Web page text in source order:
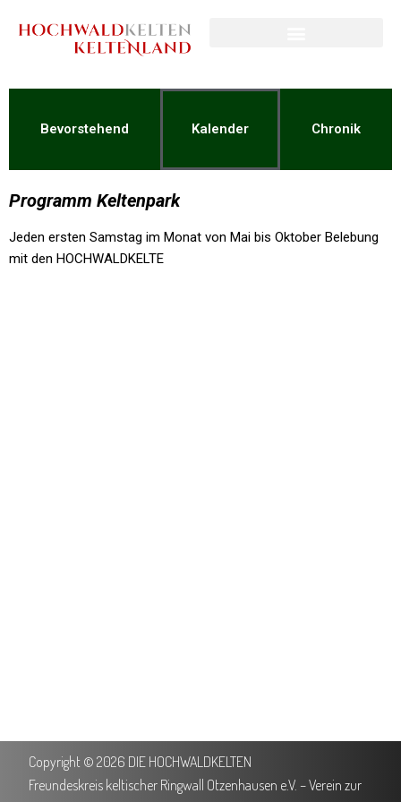
Bevorstehend Kalender Chronik
Programm Keltenpark
Jeden ersten Samstag im Monat von Mai bis Oktober Belebung
mit den HOCHWALDKELTE
Copyright © 2026 DIE HOCHWALDKELTEN
Freundeskreis keltischer Ringwall Otzenhausen e.V. – Verein zur